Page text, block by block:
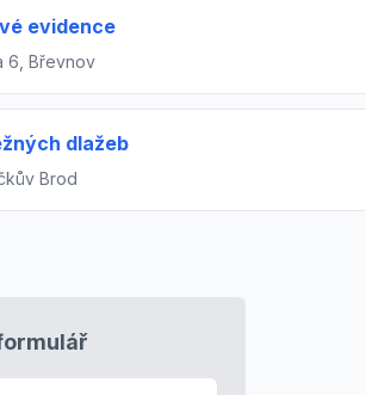
evidence
6, Břevnov
dlažeb
Brod